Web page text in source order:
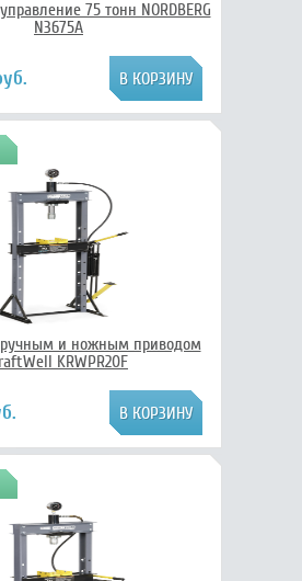
75 тонн NORDBERG
N3675A
ручным и ножным приводом
KRWPR20F